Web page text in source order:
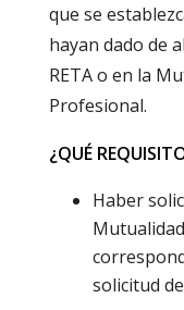
que se
hayan dado de
RETA o en la
Profesional.
¿QUÉ
Haber
solicitud